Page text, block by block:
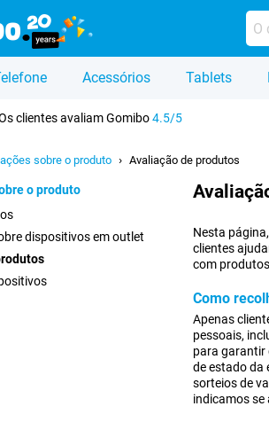
Acessórios Tablets
clientes avaliam Gomibo4.5/5
sobre o produto Avaliação de produtos
o produto
dispositivos em outlet
Nesta
clientes
com
Como
Apenas
pessoais,
para garantir
de estado da
sorteios de
indicamos se